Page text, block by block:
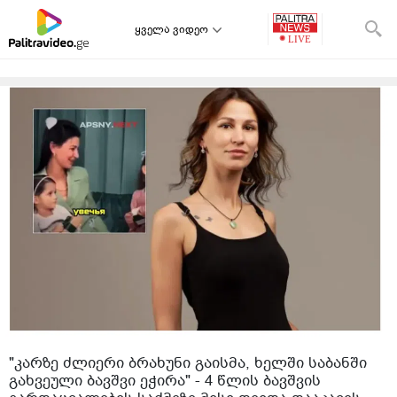
ყველა ვიდეო
"კარ­ზე ძლი­ე­რი ბრა­ხუ­ნი გა­ის­მა, ხელ­ში სა­ბან­ში
გახ­ვე­უ­ლი ბავ­შვი ეჭი­რა" - 4 წლის ბავშვის